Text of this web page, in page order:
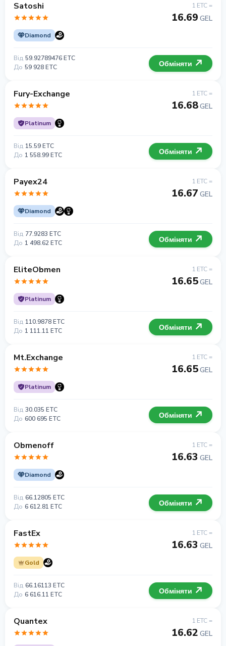
Satoshi
Diamond
1 ETC =
16.69 GEL
Від 59.92789476 ETC
До 59 928 ETC Обміняти
Fury-Exchange
Platinum
1 ETC =
16.68GEL
Від 15.59 ETC
До 1 558.99 ETC Обміняти
Payex24
Diamond
1 ETC =
16.67 GEL
Від 77.9283 ETC
До 1 498.62 ETC Обміняти
EliteObmen
Platinum
1 ETC =
16.65GEL
Від 110.9878 ETC
До 1 111.11 ETC Обміняти
Mt.Exchange
Platinum
1 ETC =
16.65GEL
Від 30.035 ETC
До 600 695 ETC Обміняти
Obmenoff
Diamond
1 ETC =
16.63 GEL
Від 66.12805 ETC
До 6 612.81 ETC Обміняти
FastEx
Gold
1 ETC =
16.63 GEL
Від 66.16113 ETC
До 6 616.11 ETC Обміняти
Quantex 1 ETC =
16.62 GEL